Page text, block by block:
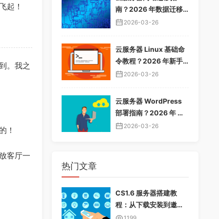
起！
。我之
！
客厅一
南？2026 年数据迁移
教程，无缝切换服务器
2026-03-26
云服务器 Linux 基础命
令教程？2026 年新手
入门指南，常用命令大
2026-03-26
云服务器 WordPress
部署指南？2026 年 Wo
rdPress 安装配置教
2026-03-26
热门文章
CS1.6 服务器搭建教
程：从下载安装到邀请
好友畅玩